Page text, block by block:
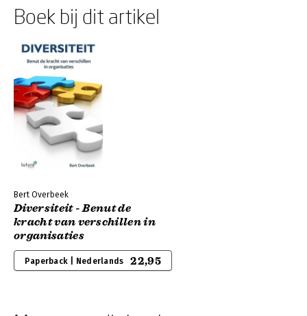
Boek bij dit artikel
Bert Overbeek
Diversiteit - Benut de
kracht van verschillen in
organisaties
Paperback | Nederlands 22,95